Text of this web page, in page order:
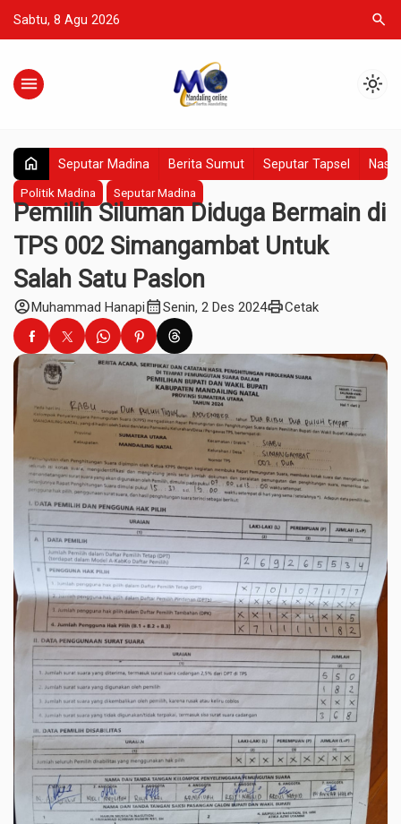
Sabtu, 8 Agu 2026 search
menu light_mode
home Seputar Madina Berita Sumut Seputar Tapsel
Politik Madina
Seputar Madina
Pemilih Siluman Diduga Bermain di
TPS 002 Simangambat Untuk
Salah Satu Paslon
account_circleMuhammad Hanapicalendar_monthSenin, 2 Des 2024printCetak